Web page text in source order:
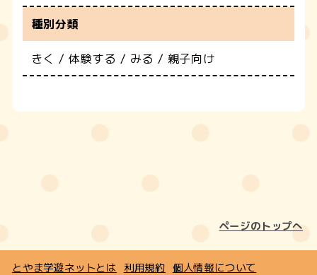
種別分類
きく / 体験する / みる / 親子向け
ページのトップへ
とやま学遊ネットとは 利用規約 個人情報について